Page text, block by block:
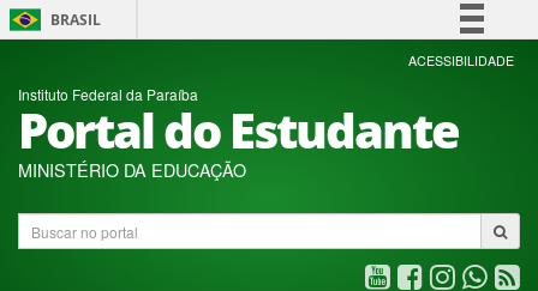
BRASIL
Simplifique!
Participe
ACESSIBILIDADE
Instituto Federal da Paraíba
Portal do Estudante
MINISTÉRIO DA EDUCAÇÃO
Buscar
no
YoutubeFacebookInstagram